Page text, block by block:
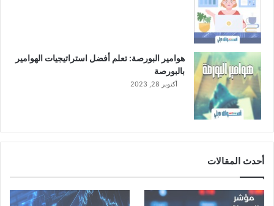
هوامير البورصة: تعلم أفضل استراتيجيات الهوامير
بالبورصة
أكتوبر 28, 2023
أحدث المقالات